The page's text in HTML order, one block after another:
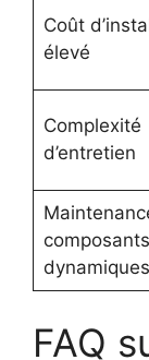
Coût
élevé
Complexité
d’entretien
composants
dynamiques
FAQ